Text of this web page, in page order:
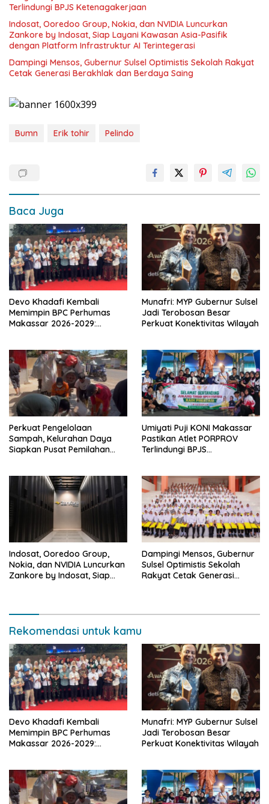
Terlindungi BPJS Ketenagakerjaan
Indosat, Ooredoo Group, Nokia, dan NVIDIA Luncurkan
Zankore by Indosat, Siap Layani Kawasan Asia-Pasifik
dengan Platform Infrastruktur AI Terintegerasi
Dampingi Mensos, Gubernur Sulsel Optimistis Sekolah Rakyat
Cetak Generasi Berakhlak dan Berdaya Saing
Bumn Erik tohir Pelindo
Baca Juga
Devo Khadafi Kembali
Memimpin BPC Perhumas
Makassar 2026-2029:
Multidimensi
Munafri: MYP Gubernur Sulsel
Jadi Terobosan Besar
Perkuat Konektivitas Wilayah
Perkuat Pengelolaan
Sampah, Kelurahan Daya
Siapkan Pusat Pemilahan
Umiyati Puji KONI Makassar
Pastikan Atlet PORPROV
Terlindungi BPJS
Indosat, Ooredoo Group,
Nokia, dan NVIDIA Luncurkan
Zankore by Indosat, Siap
Dampingi Mensos, Gubernur
Sulsel Optimistis Sekolah
Rakyat Cetak Generasi
Rekomendasi untuk kamu
Devo Khadafi Kembali
Memimpin BPC Perhumas
Makassar 2026-2029:
Multidimensi
Munafri: MYP Gubernur Sulsel
Jadi Terobosan Besar
Perkuat Konektivitas Wilayah